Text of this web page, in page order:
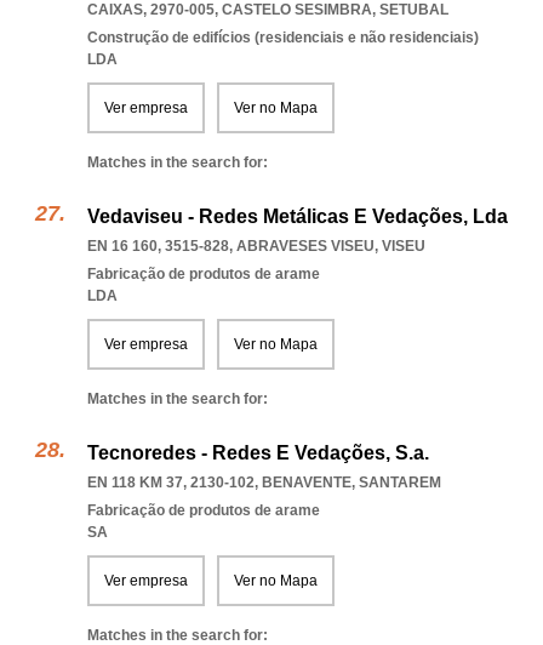
CAIXAS, 2970-005, CASTELO SESIMBRA, SETUBAL
Construção de edifícios (residenciais e não residenciais)
LDA
Ver empresa Ver no Mapa
Matches in the search for:
Vedaviseu - Redes Metálicas E Vedações, Lda
EN 16 160, 3515-828, ABRAVESES VISEU, VISEU
Fabricação de produtos de arame
LDA
Ver empresa Ver no Mapa
Matches in the search for:
Tecnoredes - Redes E Vedações, S.a.
EN 118 KM 37, 2130-102, BENAVENTE, SANTAREM
Fabricação de produtos de arame
SA
Ver empresa Ver no Mapa
Matches in the search for: